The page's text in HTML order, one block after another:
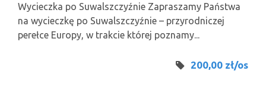
Wycieczka po Suwalszczyźnie Zapraszamy Państwa
na wycieczkę po Suwalszczyźnie – przyrodniczej
perełce Europy, w trakcie której poznamy...
200,00 zł/os